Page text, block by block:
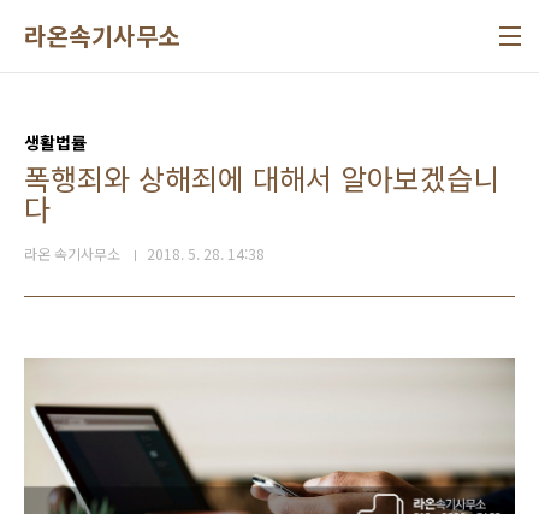
라온속기사무소
생활법률
폭행죄와 상해죄에 대해서 알아보겠습니
다
라온 속기사무소 2018. 5. 28. 14:38